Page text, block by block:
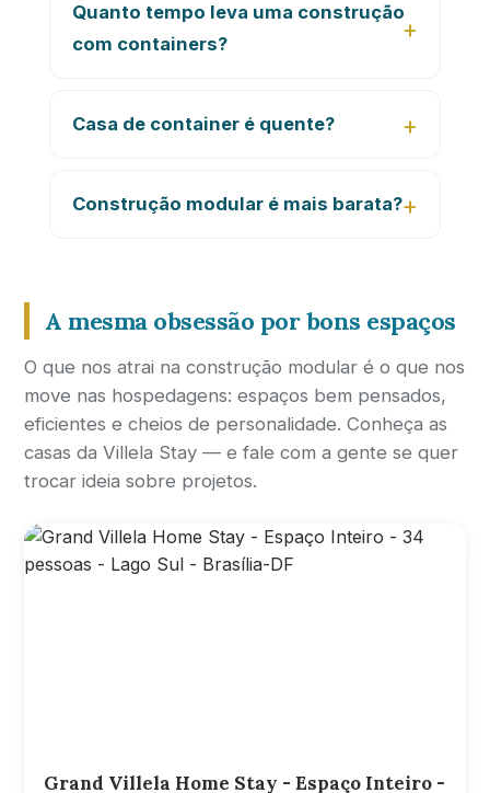
Quanto tempo leva uma construção
com containers?
Casa de container é quente?
Construção modular é mais barata?
A mesma obsessão por bons espaços
O que nos atrai na construção modular é o que nos
move nas hospedagens: espaços bem pensados,
eficientes e cheios de personalidade. Conheça as
casas da Villela Stay — e fale com a gente se quer
trocar ideia sobre projetos.
Grand Villela Home Stay - Espaço Inteiro -